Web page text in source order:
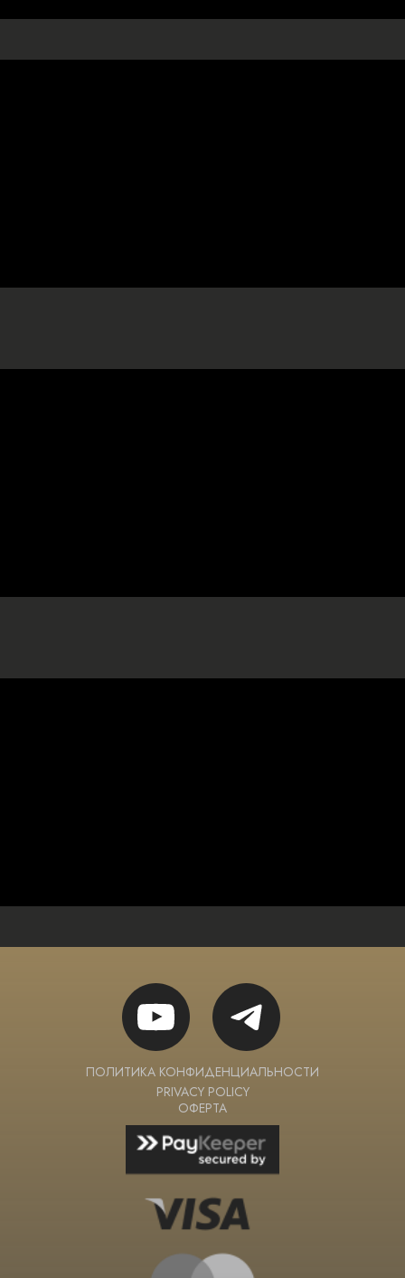
ПОЛИТИКА КОНФИДЕНЦИАЛЬНОСТИ
PRIVACY POLICY
ОФЕРТА